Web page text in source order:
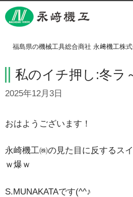
Skip
to
福島県の機械工具総合商社 永﨑機工株
私のイチ押し:冬ラ
2025年12月3日
おはようございます！
永崎機工㈱の見た目に反するス
ｗ爆ｗ
S.MUNAKATAです(^^♪